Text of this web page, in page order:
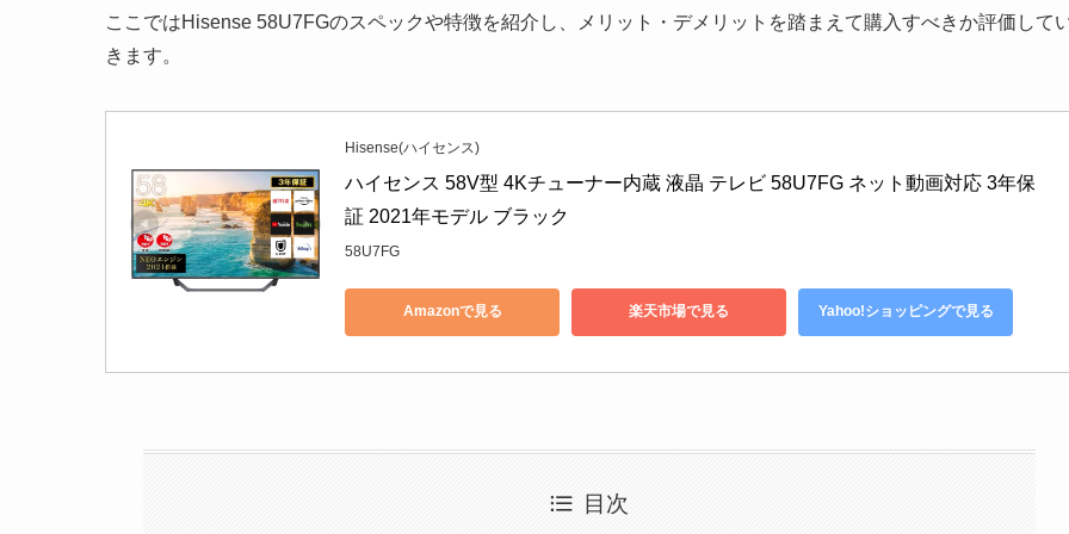
ここではHisense 58U7FGのスペックや特徴を紹介し、メリット・デメリットを踏まえて購入すべきか評価して
きます。
Hisense(ハイセンス)
ハイセンス 58V型 4Kチューナー内蔵 液晶 テレビ 58U7FG ネット動画対応 3年保
証 2021年モデル ブラック
58U7FG
Amazonで見る 楽天市場で見る Yahoo!ショッピングで見る
目次